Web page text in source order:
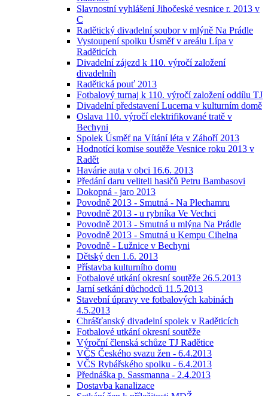
Slavnostní vyhlášení Jihočeské vesnice r. 2013 v
C
Radětický divadelní soubor v mlýně Na Prádle
Vystoupení spolku Úsměf v areálu Lípa v
Raděticích
Divadelní zájezd k 110. výročí založení
divadelníh
Radětická pouť 2013
Fotbalový turnaj k 110. výročí založení oddílu TJ
Divadelní představení Lucerna v kulturním domě
Oslava 110. výročí elektrifikované tratě v
Bechyni
Spolek Úsměf na Vítání léta v Záhoří 2013
Hodnotící komise soutěže Vesnice roku 2013 v
Radět
Havárie auta v obci 16.6. 2013
Předání daru veliteli hasičů Petru Bambasovi
Dokopná - jaro 2013
Povodně 2013 - Smutná - Na Plechamru
Povodně 2013 - u rybníka Ve Vechci
Povodně 2013 - Smutná u mlýna Na Prádle
Povodně 2013 - Smutná u Kempu Cihelna
Povodně - Lužnice v Bechyni
Dětský den 1.6. 2013
Přístavba kulturního domu
Fotbalové utkání okresní soutěže 26.5.2013
Jarní setkání důchodců 11.5.2013
Stavební úpravy ve fotbalových kabinách
4.5.2013
Chrášťanský divadelní spolek v Raděticích
Fotbalové utkání okresní soutěže
Výroční členská schůze TJ Radětice
VČS Českého svazu žen - 6.4.2013
VČS Rybářského spolku - 6.4.2013
Přednáška p. Sassmanna - 2.4.2013
Dostavba kanalizace